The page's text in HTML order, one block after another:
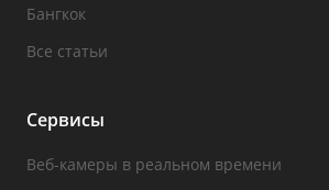
Бангкок
Все статьи
Сервисы
Веб-камеры в реальном времени